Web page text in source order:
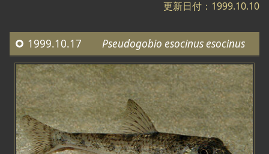
更新日付：1999.10.10
1999.10.17 Pseudogobio esocinus esocinus